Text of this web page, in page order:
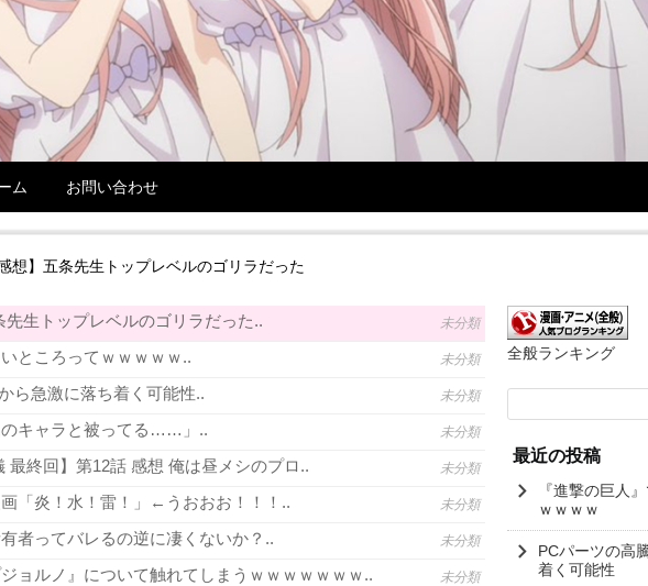
ム お問い合わせ
想】五条先生トップレベルのゴリラだった
先生トップレベルのゴリラだった.. 未分類
ところってｗｗｗｗｗ.. 未分類
ら急激に落ち着く可能性.. 未分類
のキャラと被ってる……」.. 未分類
最終回】第12話 感想 俺は昼メシのプロ.. 未分類
画「炎！水！雷！」←うおおお！！！.. 未分類
者ってバレるの逆に凄くないか？.. 未分類
ョルノ』について触れてしまうｗｗｗｗｗｗｗ.. 未分類
全般ランキング
索:
最近の投稿
『進撃の巨人
ｗｗｗｗ
PCパーツの高
着く可能性